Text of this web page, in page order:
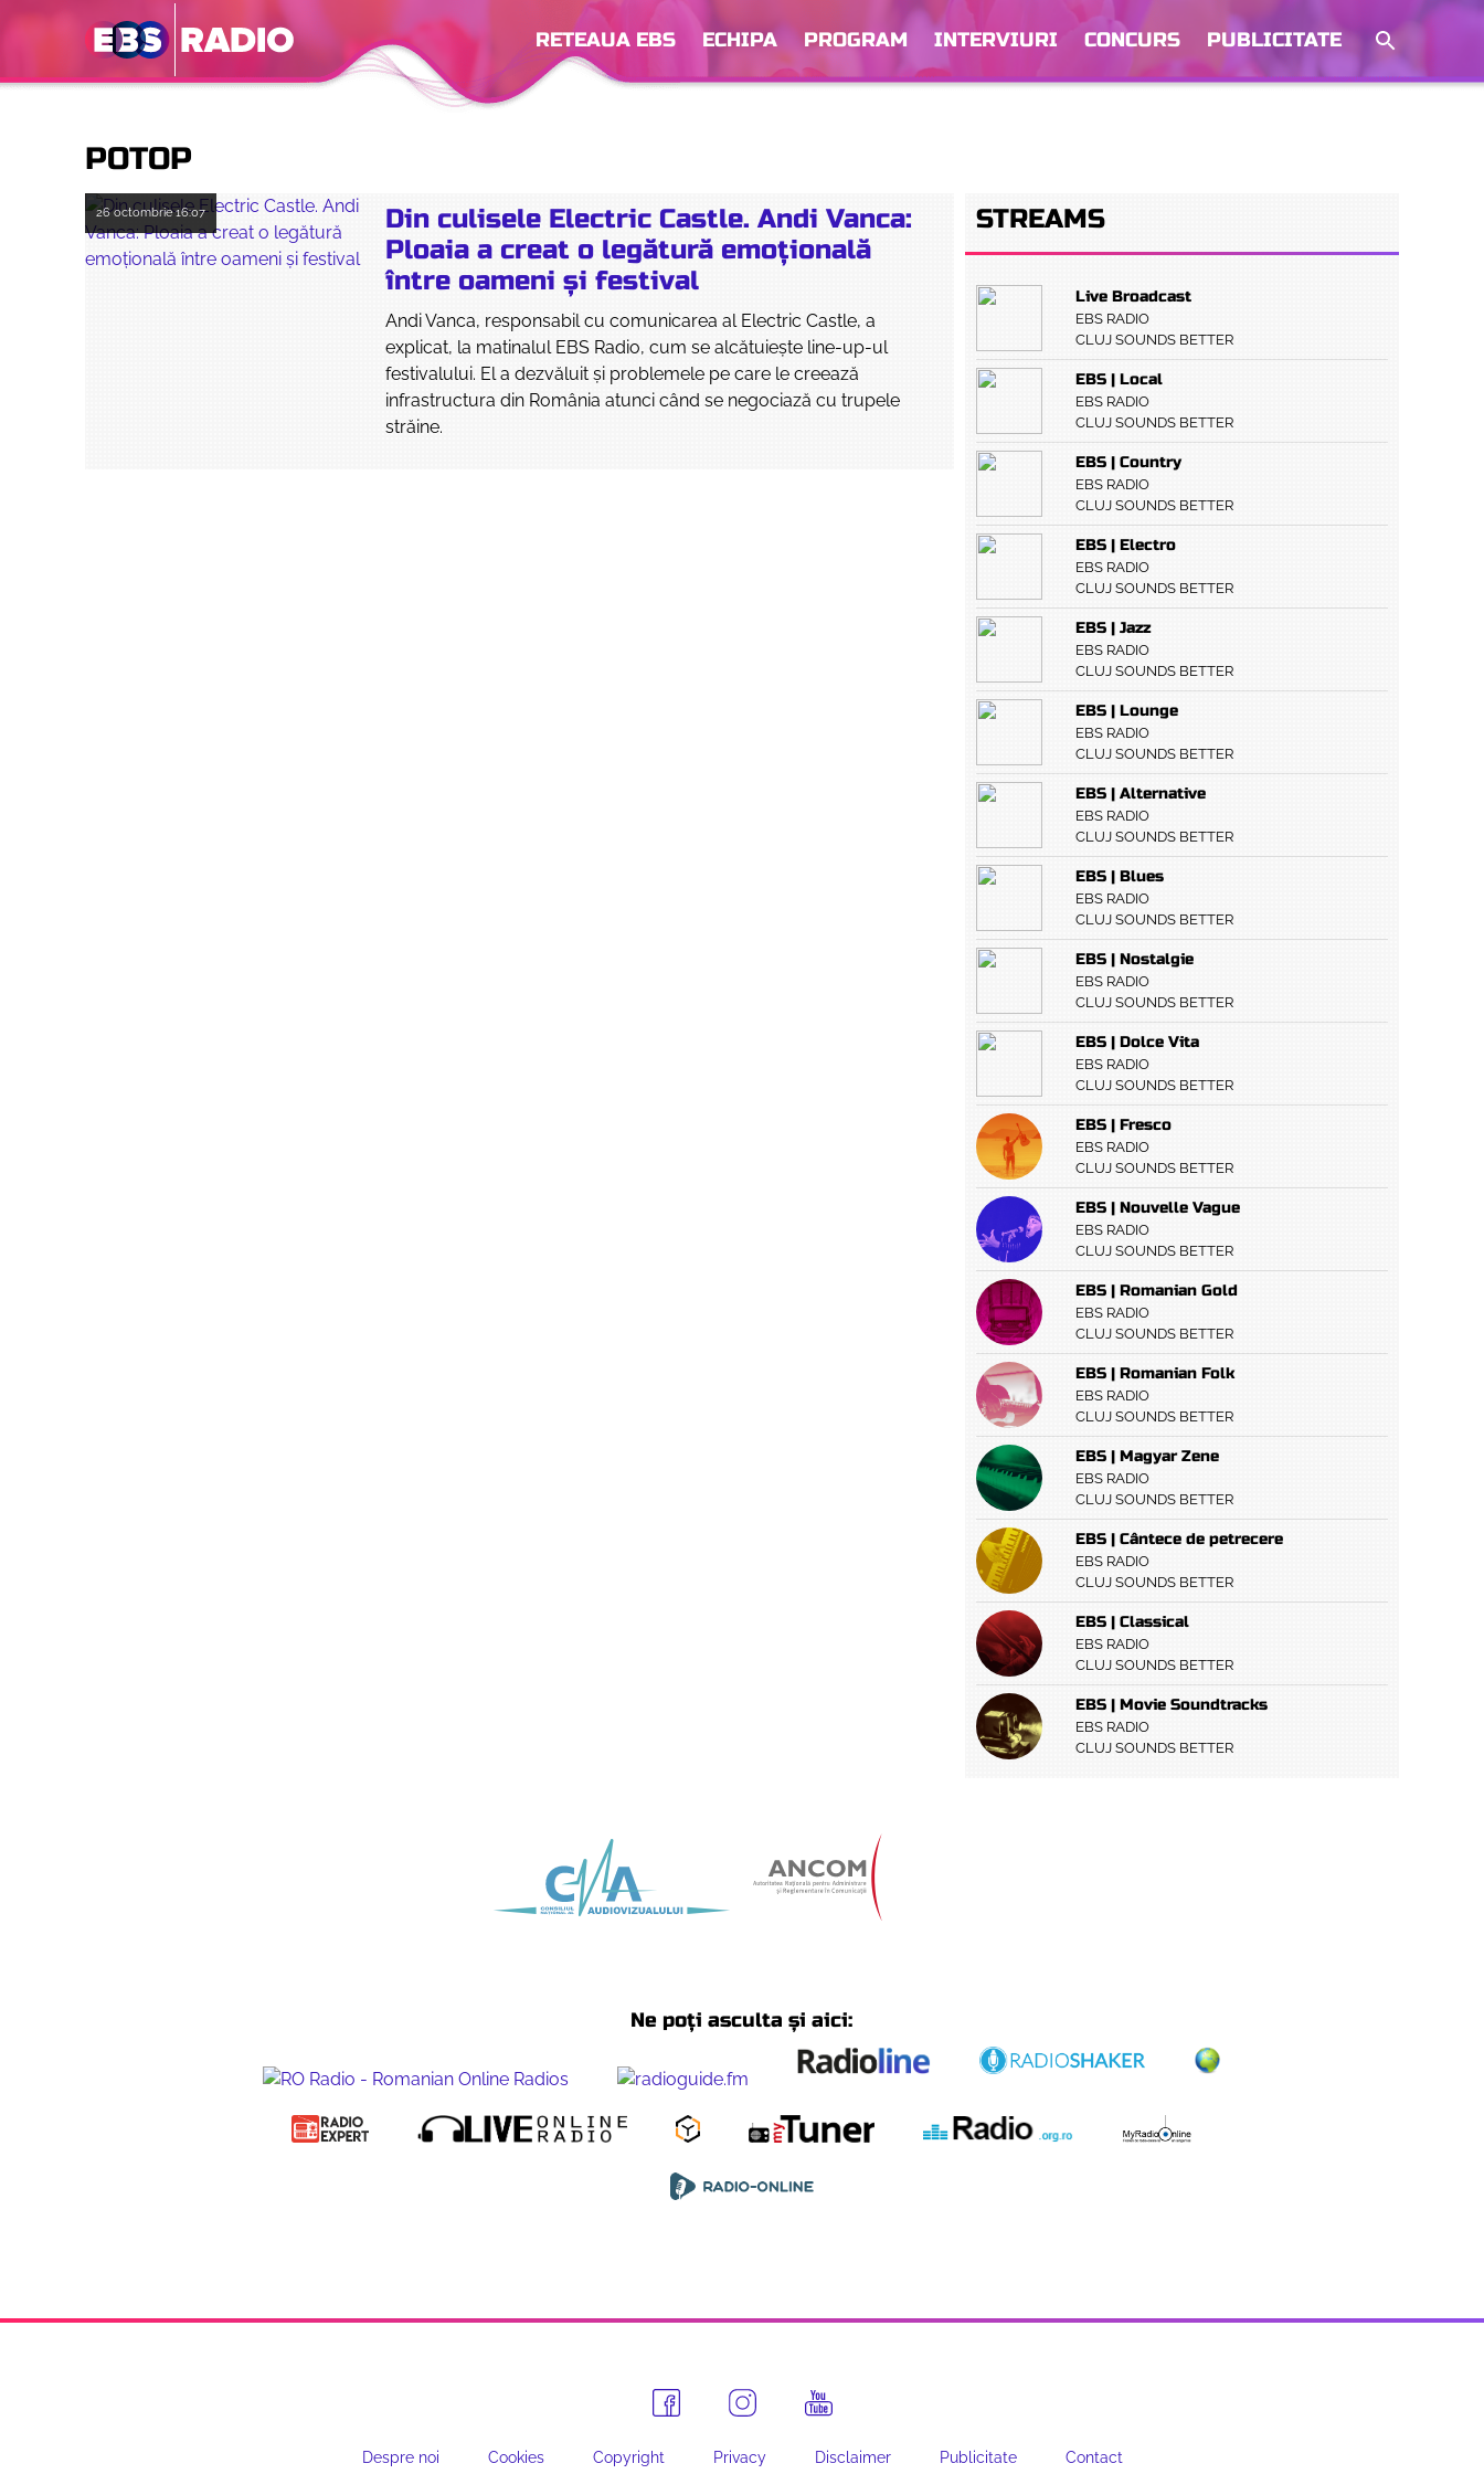
RETEAUA EBS ECHIPA PROGRAM INTERVIURI CONCURS PUBLICITATE
POTOP
26 octombrie16:07
Din culisele Electric Castle. Andi Vanca:
Ploaia a creat o legătură emoțională
între oameni și festival
Andi Vanca, responsabil cu comunicarea al Electric Castle, a
explicat, la matinalul EBS Radio, cum se alcătuiește line-up-ul
festivalului. El a dezvăluit și problemele pe care le creează
infrastructura din România atunci când se negociază cu trupele
străine.
STREAMS
Live Broadcast
EBS RADIO
CLUJ SOUNDS BETTER
EBS | Local
EBS RADIO
CLUJ SOUNDS BETTER
EBS | Country
EBS RADIO
CLUJ SOUNDS BETTER
EBS | Electro
EBS RADIO
CLUJ SOUNDS BETTER
EBS | Jazz
EBS RADIO
CLUJ SOUNDS BETTER
EBS | Lounge
EBS RADIO
CLUJ SOUNDS BETTER
EBS | Alternative
EBS RADIO
CLUJ SOUNDS BETTER
EBS | Blues
EBS RADIO
CLUJ SOUNDS BETTER
EBS | Nostalgie
EBS RADIO
CLUJ SOUNDS BETTER
EBS | Dolce Vita
EBS RADIO
CLUJ SOUNDS BETTER
EBS | Fresco
EBS RADIO
CLUJ SOUNDS BETTER
EBS | Nouvelle Vague
EBS RADIO
CLUJ SOUNDS BETTER
EBS | Romanian Gold
EBS RADIO
CLUJ SOUNDS BETTER
EBS | Romanian Folk
EBS RADIO
CLUJ SOUNDS BETTER
EBS | Magyar Zene
EBS RADIO
CLUJ SOUNDS BETTER
EBS | Cântece de petrecere
EBS RADIO
CLUJ SOUNDS BETTER
EBS | Classical
EBS RADIO
CLUJ SOUNDS BETTER
EBS | Movie Soundtracks
EBS RADIO
CLUJ SOUNDS BETTER
Ne poți asculta și aici:
Despre noi Cookies Copyright Privacy Disclaimer Publicitate Contact